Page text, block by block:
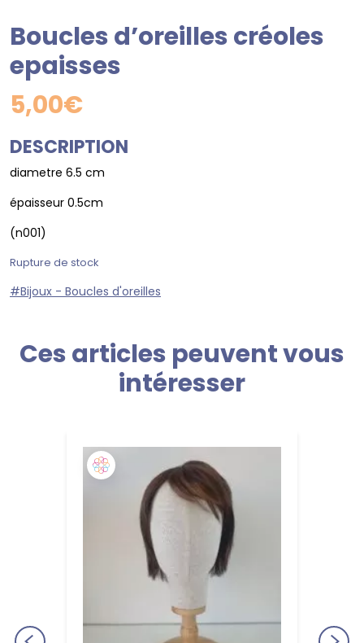
Boucles d’oreilles créoles
epaisses
5,00€
DESCRIPTION
diametre 6.5 cm
épaisseur 0.5cm
(n001)
Rupture de stock
#Bijoux - Boucles d'oreilles
Ces articles peuvent vous
intéresser